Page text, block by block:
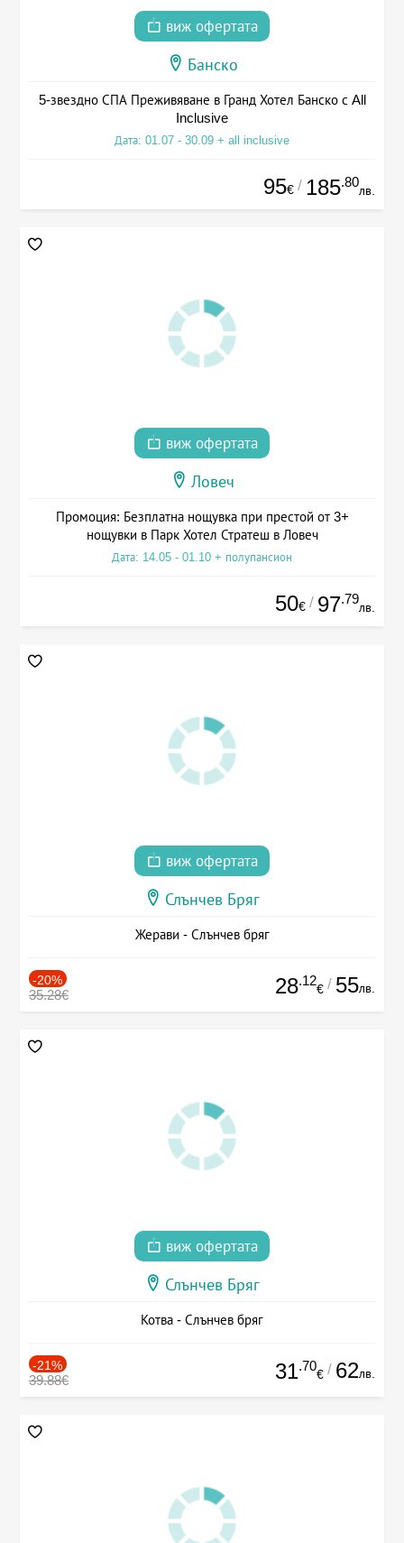
виж офертата
Банско
5-звездно СПА Преживяване в Гранд Хотел Банско с All
Inclusive
Дата: 01.07 - 30.09 + all inclusive
95€ / 185.80
лв.
виж офертата
Ловеч
Промоция: Безплатна нощувка при престой от 3+
нощувки в Парк Хотел Стратеш в Ловеч
Дата: 14.05 - 01.10 + полупансион
50€ / 97.79
лв.
виж офертата
Слънчев Бряг
Жерави - Слънчев бряг
-20%
35.28€ 28.12
€ / 55лв.
виж офертата
Слънчев Бряг
Котва - Слънчев бряг
-21%
39.88€ 31.70
€ / 62лв.